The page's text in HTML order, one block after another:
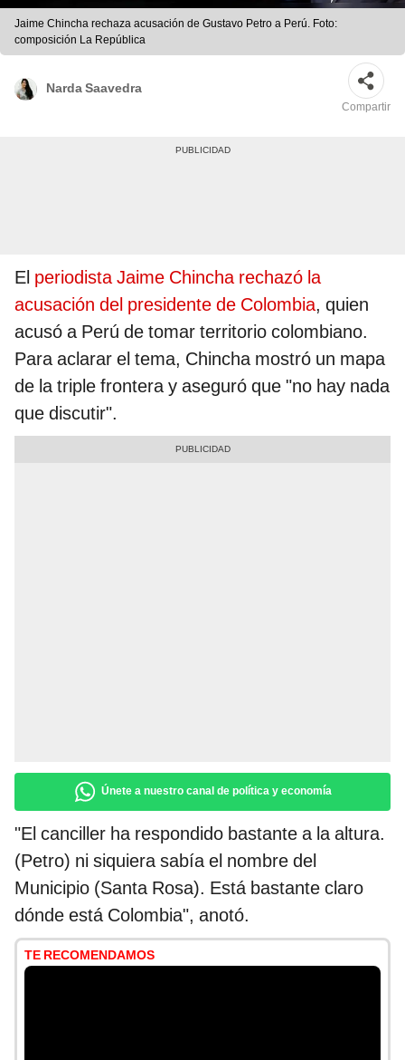
Jaime Chincha rechaza acusación de Gustavo Petro a Perú. Foto:
composición La República
Narda Saavedra
Compartir
El periodista Jaime Chincha rechazó la
acusación del presidente de Colombia, quien
acusó a Perú de tomar territorio colombiano.
Para aclarar el tema, Chincha mostró un mapa
de la triple frontera y aseguró que "no hay nada
que discutir".
Únete a nuestro canal de política y economía
"El canciller ha respondido bastante a la altura.
(Petro) ni siquiera sabía el nombre del
Municipio (Santa Rosa). Está bastante claro
dónde está Colombia", anotó.
TE RECOMENDAMOS